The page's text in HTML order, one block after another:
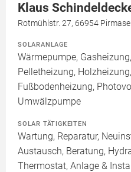
Klaus
Rotmühlstr. 27, 66954
SOLARANLAGE
Wärmepumpe,
Pelletheizung,
Fußbodenheizung,
Umwälzpumpe
SOLAR TÄTIGKEITEN
Wartung, Reparatur,
Austausch, Beratung,
Thermostat, Anlage &